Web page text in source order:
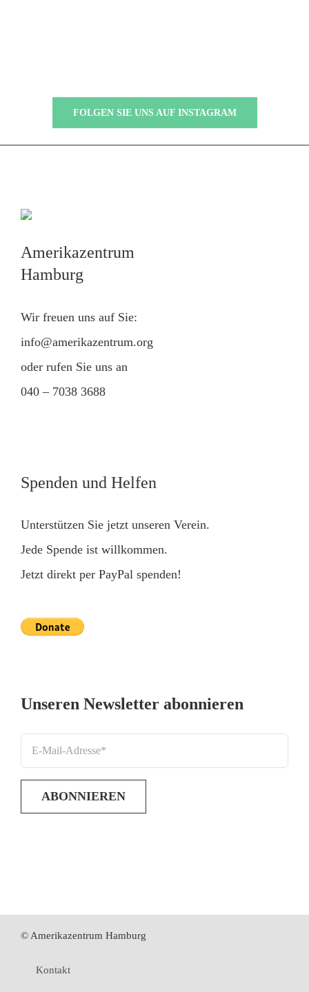
FOLGEN SIE UNS AUF INSTAGRAM
Amerikazentrum
Hamburg
Wir freuen uns auf Sie:
info@amerikazentrum.org
oder rufen Sie uns an
040 – 7038 3688
Spenden und Helfen
Unterstützen Sie jetzt unseren Verein.
Jede Spende ist willkommen.
Jetzt direkt per PayPal spenden!
Unseren Newsletter abonnieren
© Amerikazentrum Hamburg
Kontakt